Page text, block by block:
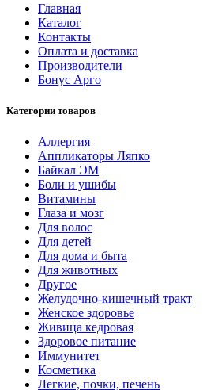
Главная
Каталог
Контакты
Оплата и доставка
Производители
Бонус Арго
Категории товаров
Аллергия
Аппликаторы Ляпко
Байкал ЭМ
Боли и ушибы
Витамины
Глаза и мозг
Для волос
Для детей
Для дома и быта
Для животных
Другое
Желудочно-кишечный тракт
Женское здоровье
Живица кедровая
Здоровое питание
Иммунитет
Косметика
Легкие, почки, печень